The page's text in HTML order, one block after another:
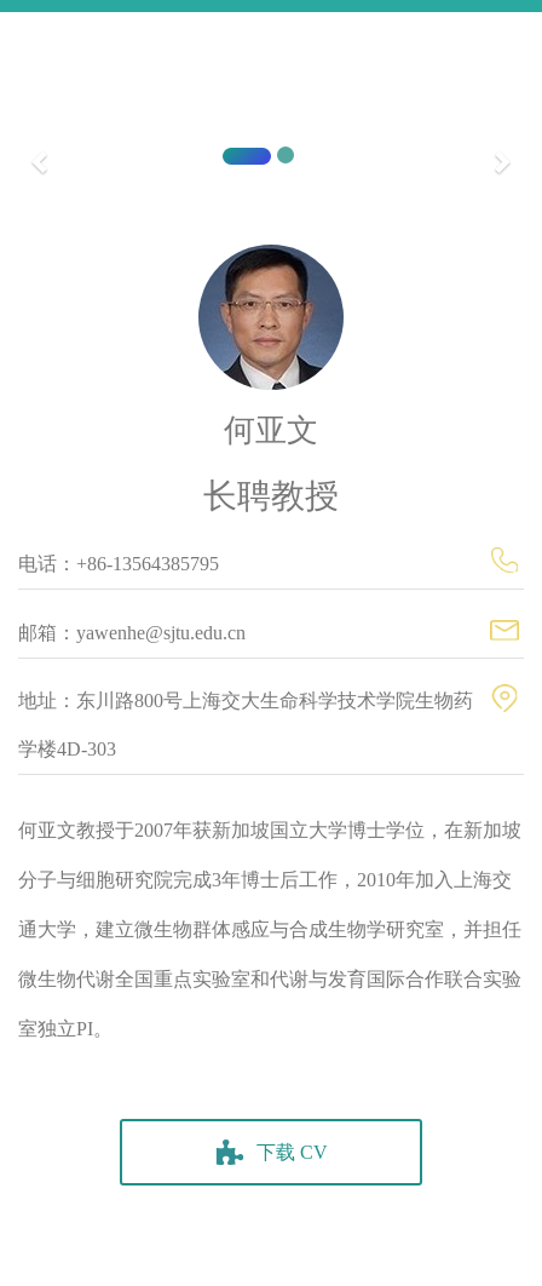
何亚文
长聘教授
电话：+86-13564385795
邮箱：yawenhe@sjtu.edu.cn
地址：东川路800号上海交大生命科学技术学院生物药
学楼4D-303
何亚文教授于2007年获新加坡国立大学博士学位，在新加坡
分子与细胞研究院完成3年博士后工作，2010年加入上海交
通大学，建立微生物群体感应与合成生物学研究室，并担任
微生物代谢全国重点实验室和代谢与发育国际合作联合实验
室独立PI。
下载 CV